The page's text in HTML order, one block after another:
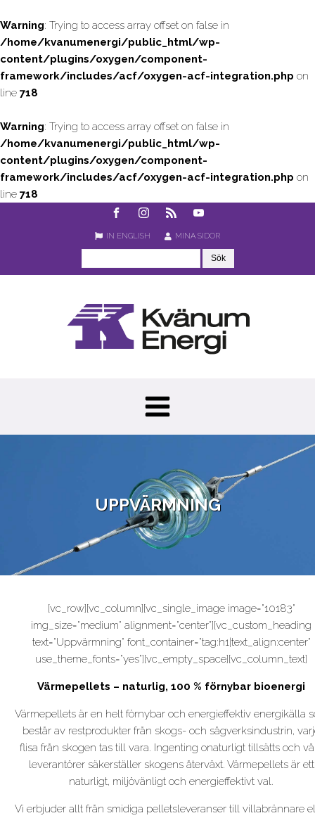
Warning: Trying to access array offset on false in
/home/kvanumenergi/public_html/wp-
content/plugins/oxygen/component-
framework/includes/acf/oxygen-acf-integration.php on
line 718
Warning: Trying to access array offset on false in
/home/kvanumenergi/public_html/wp-
content/plugins/oxygen/component-
framework/includes/acf/oxygen-acf-integration.php on
line 718
IN ENGLISH MINA SIDOR
UPPVÄRMNING
[vc_row][vc_column][vc_single_image image="10183"
img_size="medium" alignment="center"][vc_custom_heading
text="Uppvärmning" font_container="tag:h1|text_align:center"
use_theme_fonts="yes"][vc_empty_space][vc_column_text]
Värmepellets – naturlig, 100 % förnybar bioenergi
Värmepellets är en helt förnybar och energieffektiv energikälla
består av restprodukter från skogs- och sågverksindustrin,
flisa från skogen tas till vara. Ingenting onaturligt tillsätts och
leverantörer säkerställer skogens återväxt. Värmepellets är ett
naturligt, miljövänligt och energieffektivt val.
Vi erbjuder allt från smidiga pelletsleveranser till villabrännare